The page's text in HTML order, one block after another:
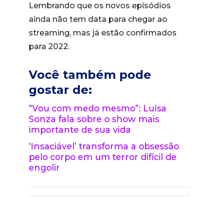
Lembrando que os novos episódios
ainda não tem data para chegar ao
streaming, mas já estão confirmados
para 2022.
Você também pode
gostar de:
“Vou com medo mesmo”: Luísa
Sonza fala sobre o show mais
importante de sua vida
‘Insaciável’ transforma a obsessão
pelo corpo em um terror difícil de
engolir